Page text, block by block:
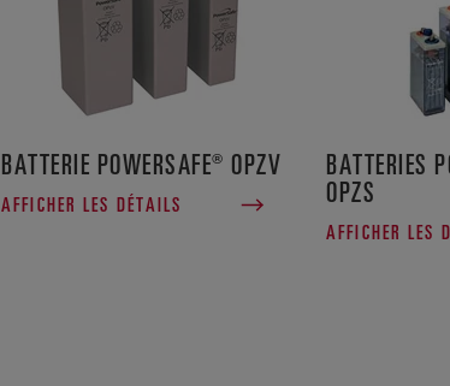
BATTERIE POWERSAFE® OPZV
AFFICHER LES DÉTAILS
BATTERIES
OPZS
AFFICHER LES